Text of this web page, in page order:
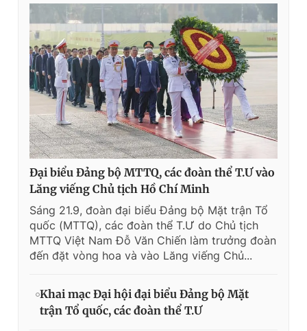
Đại biểu Đảng bộ MTTQ, các đoàn thể T.Ư vào
Lăng viếng Chủ tịch Hồ Chí Minh
Sáng 21.9, đoàn đại biểu Đảng bộ Mặt trận Tổ
quốc (MTTQ), các đoàn thể T.Ư do Chủ tịch
MTTQ Việt Nam Đỗ Văn Chiến làm trưởng đoàn
đến đặt vòng hoa và vào Lăng viếng Chủ...
Khai mạc Đại hội đại biểu Đảng bộ Mặt
trận Tổ quốc, các đoàn thể T.Ư